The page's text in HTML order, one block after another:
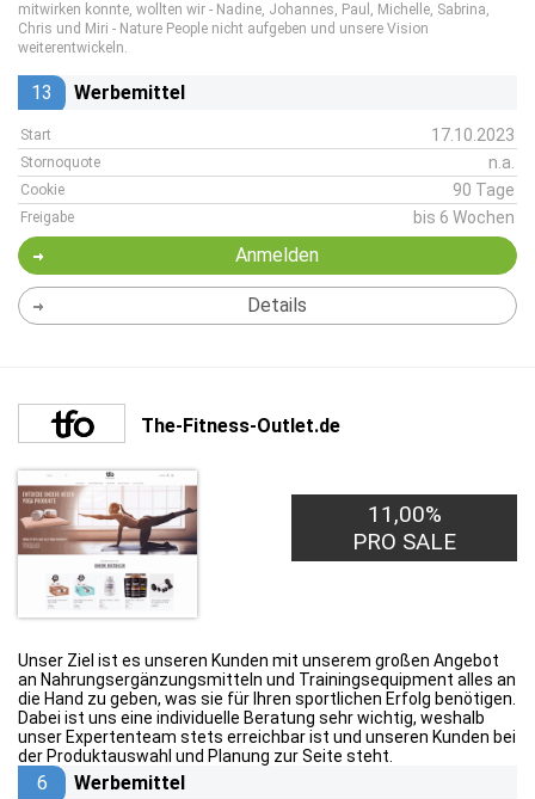
mitwirken konnte, wollten wir - Nadine, Johannes, Paul, Michelle, Sabrina,
Chris und Miri - Nature People nicht aufgeben und unsere Vision
weiterentwickeln.
13 Werbemittel
Start 17.10.2023
Stornoquote n.a.
Cookie 90 Tage
Freigabe bis 6 Wochen
Anmelden
Details
The-Fitness-Outlet.de
11,00%
PRO SALE
Unser Ziel ist es unseren Kunden mit unserem großen Angebot
an Nahrungsergänzungsmitteln und Trainingsequipment alles an
die Hand zu geben, was sie für Ihren sportlichen Erfolg benötigen.
Dabei ist uns eine individuelle Beratung sehr wichtig, weshalb
unser Expertenteam stets erreichbar ist und unseren Kunden bei
der Produktauswahl und Planung zur Seite steht.
6 Werbemittel